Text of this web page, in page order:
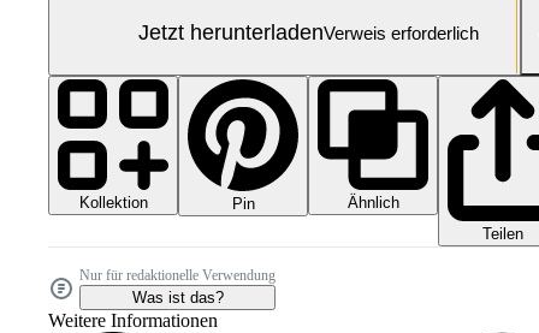
Jetzt herunterladenVerweis erforderlich
Kollektion Pin
Ähnlich
Teilen
Nur für redaktionelle Verwendung
Was ist das?
Weitere Informationen